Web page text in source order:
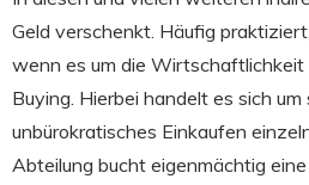
Geld verschenkt. Häufig
wenn es um die Wirtschaftlichkeit
Buying. Hierbei handelt es sich um
unbürokratisches Einkaufen
Abteilung bucht eigenmächtig